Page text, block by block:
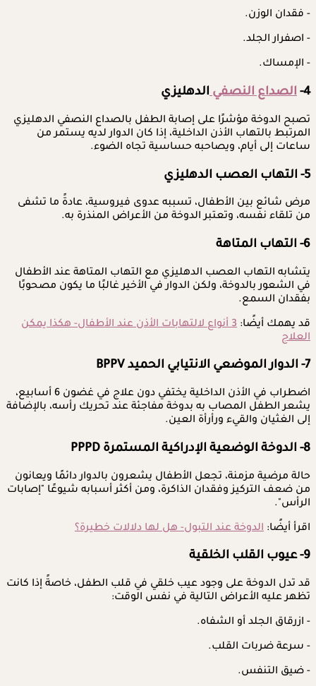
- فقدان الوزن.
- اصفرار الجلد.
- الإمساك.
4- الصداع النصفيالدهليزي
تصبح الدوخة مؤشرًا على إصابة الطفل بالصداع النصفي الدهليزي
المرتبط بالتهاب الأذن الداخلية، إذا كان الدوار لديه يستمر من
ساعات إلى أيام، ويصاحبه حساسية تجاه الضوء.
5- التهاب العصب الدهليزي
مرض شائع بين الأطفال، تسببه عدوى فيروسية، عادةً ما تشفى
من تلقاء نفسه، وتعتبر الدوخة من الأعراض المنذرة به.
6- التهاب المتاهة
يتشابه التهاب العصب الدهليزي مع التهاب المتاهة عند الأطفال
في الشعور بالدوخة، ولكن الدوار في الأخير غالبًا ما يكون مصحوبًا
بفقدان السمع.
قد يهمك أيضًا:
3 أنواع لالتهابات الأذن عند الأطفال- هكذا يمكن
العلاج
7- الدوار الموضعي الانتيابي الحميد BPPV
اضطراب في الأذن الداخلية يختفي دون علاج في غضون 6 أسابيع،
يشعر الطفل المصاب به بدوخة مفاجئة عند تحريك رأسه، بالإضافة
إلى الغثيان والقيء ورأرأة العين.
8- الدوخة الوضعية الإدراكية المستمرة PPPD
حالة مرضية مزمنة، تجعل الأطفال يشعرون بالدوار دائمًا ويعانون
من ضعف التركيز وفقدان الذاكرة، ومن أكثر أسبابه شيوعًا "إصابات
الرأس".
اقرأ أيضًا: الدوخة عند التبول- هل لها دلالات خطيرة؟
9- عيوب القلب الخلقية
قد تدل الدوخة على وجود عيب خلقي في قلب الطفل، خاصةً إذا كانت
تظهر عليه الأعراض التالية في نفس الوقت:
- ازرقاق الجلد أو الشفاه.
- سرعة ضربات القلب.
- ضيق التنفس.